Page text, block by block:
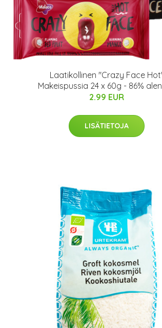
Laatikollinen "Crazy Face
Makeispussia 24 x 60g - 86%
2.99 EUR
LISÄTIETOJA